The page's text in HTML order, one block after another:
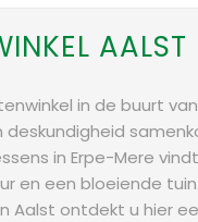
AALST
in de buurt
in Erpe-Mere
en een bloeiende
Aalst ontdekt u hier